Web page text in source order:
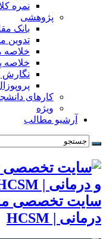
نمره
پژوهشی
بانک
تدوین
خلاصه
خلاصه
نگارش
کارهای
ویژه
آرشیو مطالب
سایت تخصصی
درمانی | HCSM